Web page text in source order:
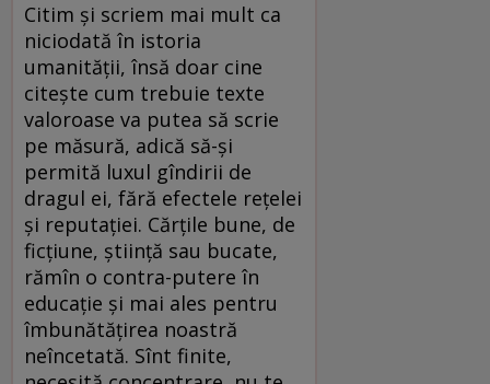
Citim și scriem mai mult ca
niciodată în istoria
umanității, însă doar cine
citește cum trebuie texte
valoroase va putea să scrie
pe măsură, adică să-și
permită luxul gîndirii de
dragul ei, fără efectele rețelei
și reputației. Cărțile bune, de
ficțiune, știință sau bucate,
rămîn o contra-putere în
educație și mai ales pentru
îmbunătățirea noastră
neîncetată. Sînt finite,